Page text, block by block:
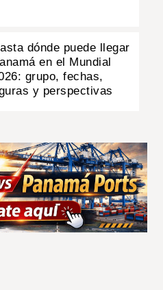
dónde puede llegar
en el Mundial
grupo, fechas,
y perspectivas